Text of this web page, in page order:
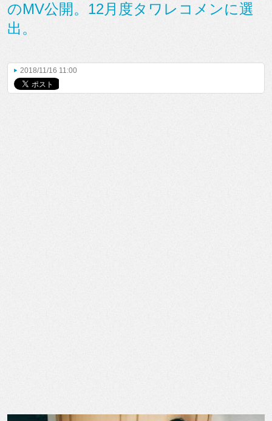
のMV公開。12月度タワレコメンに選
出。
2018/11/16 11:00